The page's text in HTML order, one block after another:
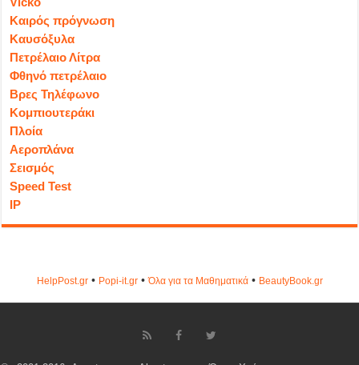
Καιρός πρόγνωση
Καυσόξυλα
Πετρέλαιο Λίτρα
Φθηνό πετρέλαιο
Βρες Τηλέφωνο
Κομπιουτεράκι
Πλοία
Αεροπλάνα
Σεισμός
Speed Test
IP
HelpPost.gr• Popi-it.gr•Όλα για τα Μαθηματικά• ΒeautyΒook.gr